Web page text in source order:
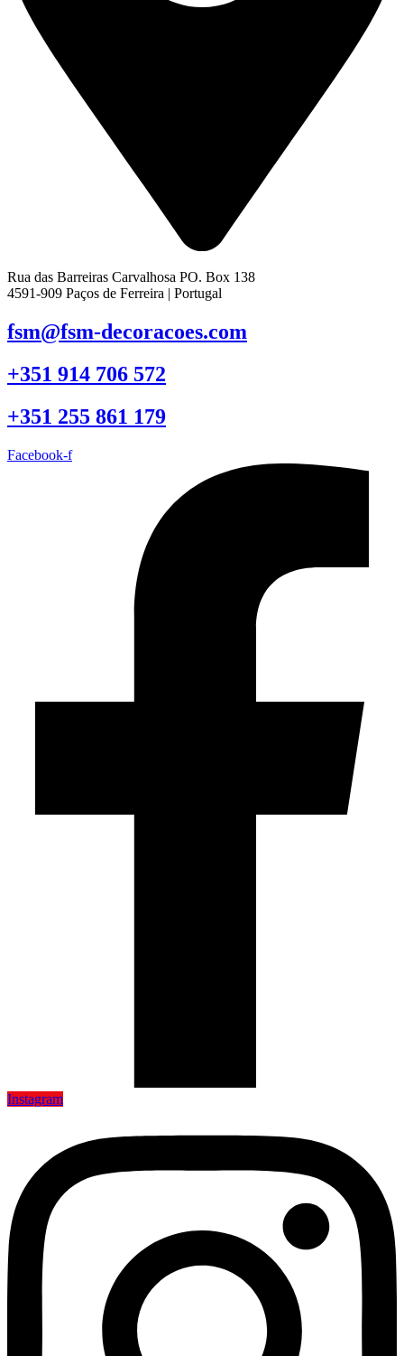
Rua das Barreiras Carvalhosa PO. Box 138
4591-909 Paços de Ferreira | Portugal
fsm@fsm-decoracoes.com
+351 914 706 572
+351 255 861 179
Facebook-f
Instagram